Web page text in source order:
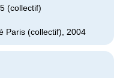
(collectif)
Paris (collectif), 2004